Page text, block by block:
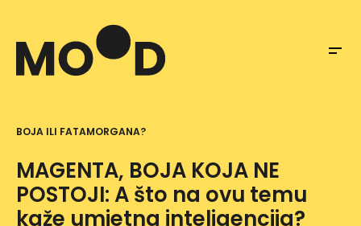
BOJA ILI FATAMORGANA?
MAGENTA, BOJA KOJA NE
POSTOJI: A što na ovu temu
kaže umjetna inteligencija?